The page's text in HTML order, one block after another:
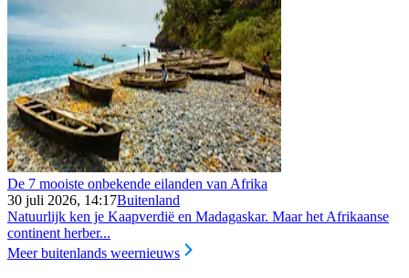
De 7 mooiste onbekende eilanden van Afrika
30 juli 2026, 14:17Buitenland
Natuurlijk ken je Kaapverdië en Madagaskar. Maar het Afrikaanse
continent herber...
Meer buitenlands weernieuws